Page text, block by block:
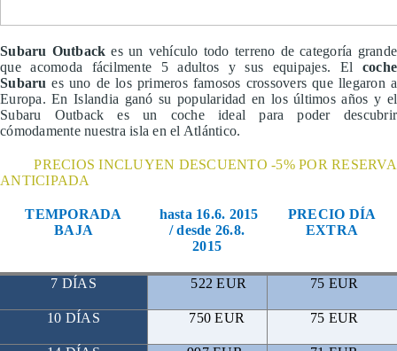
Subaru Outback es un vehículo todo terreno de categoría grande
que acomoda fácilmente 5 adultos y sus equipajes. El coche
Subaru es uno de los primeros famosos crossovers que llegaron a
Europa. En Islandia ganó su popularidad en los últimos años y el
Subaru Outback es un coche ideal para poder descubrir
cómodamente nuestra isla en el Atlántico.
PRECIOS INCLUYEN DESCUENTO -5% POR RESERVA
ANTICIPADA
TEMPORADA
BAJA
hasta 16.6. 2015
/ desde 26.8.
2015
PRECIO DÍA
EXTRA
7 DÍAS 522 EUR 75 EUR
10 DÍAS 750 EUR 75 EUR